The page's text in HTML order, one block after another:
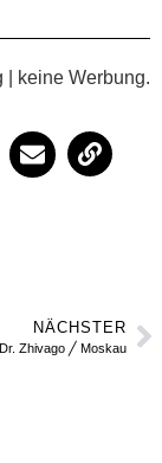
| keine Werbung.
NÄCHSTER
Dr. Zhivago ╱ Moskau